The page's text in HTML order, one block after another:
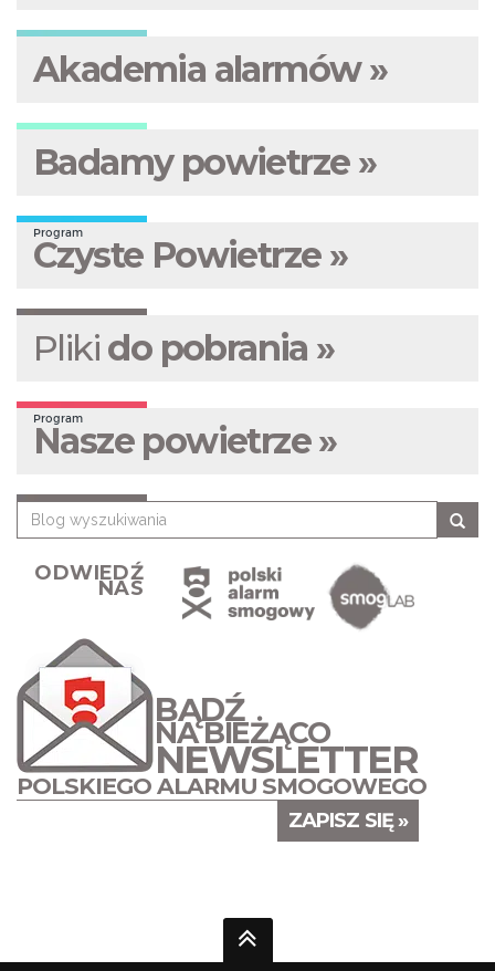
Akademia alarmów »
Badamy powietrze »
Program
Czyste Powietrze »
Pliki do pobrania »
Program
Nasze powietrze »
ODWIEDŹ
NAS
BĄDŹ
NA BIEŻĄCO
NEWSLETTER
POLSKIEGO ALARMU SMOGOWEGO
ZAPISZ SIĘ »